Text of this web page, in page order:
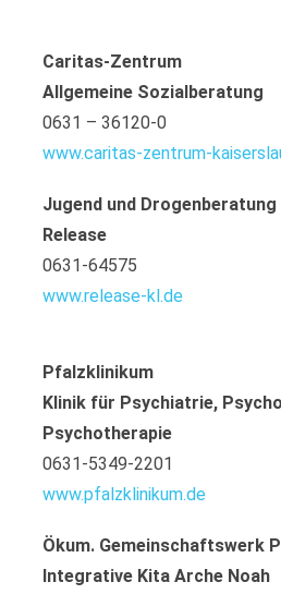
Caritas-Zentrum
Allgemeine Sozialberatung
0631 – 36120-0
www.caritas-zentrum-
Jugend und Drogenberatung
Release
0631-64575
www.release-kl.de
Pfalzklinikum
Klinik für Psychiatrie,
Psychotherapie
0631-5349-2201
www.pfalzklinikum.de
Ökum. Gemeinschaftswerk
Integrative Kita Arche Noah